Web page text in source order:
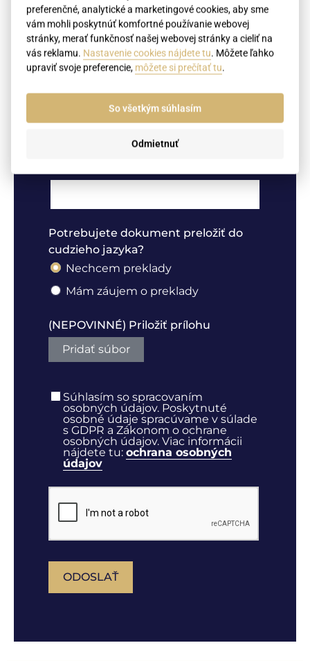
Slovenská republika
Iné
Mesto, v ktorom bol dokument
Cieľová krajina - kde chcete
Potrebujete dokument preložiť do
cudzieho jazyka?
Nechcem preklady
Mám záujem o preklady
(NEPOVINNÉ) Priložiť prílohu
Pridať súbor
Súhlasím so spracovaním
osobných údajov. Poskytnuté
osobné údaje spracúvame v súlade
s GDPR a Zákonom o ochrane
osobných údajov. Viac informácii
nájdete tu: ochrana osobných
údajov
ODOSLAŤ
preferenčné, analytické a marketingové cookies, aby sme
vám mohli poskytnúť komfortné používanie webovej
stránky, merať funkčnosť našej webovej stránky a cieliť na
vás reklamu. Nastavenie cookies nájdete tu. Môžete ľahko
upraviť svoje preferencie, môžete si prečítať tu.
So všetkým súhlasím
Odmietnuť